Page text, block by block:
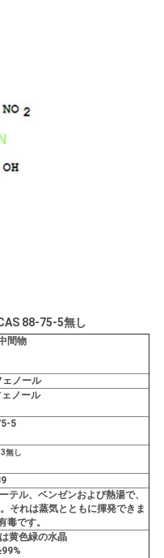
88-75-5無し
間物
ェノール
ノール
5
無し
テル、ベンゼンおよび熱湯で、
それは蒸気とともに揮発できま
毒です。
黄色緑の水晶